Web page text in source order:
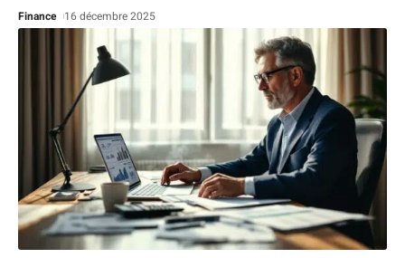
Finance 16 décembre 2025